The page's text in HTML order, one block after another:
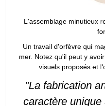
L'assemblage minutieux
Un travail d'orfèvre qui
mer. Notez qu'il peut y
visuels proposés et
"La fabrication
caractère